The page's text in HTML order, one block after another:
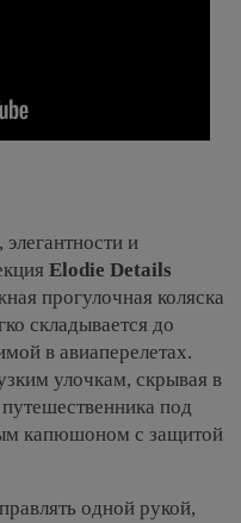
и
Elodie Details
прогулочная коляска
складывается до
в авиаперелетах.
улочкам, скрывая в
под
капюшоном с защитой
одной рукой,